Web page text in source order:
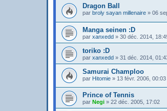
Dragon Ball
par broly sayan millenaire » 06
Manga seinen :D
par xanxedd » 30 déc. 2014,
toriko :D
par xanxedd » 31 déc. 2014,
Samurai Champloo
par Hitomie » 13 févr. 2006, 00:03
Prince of Tennis
par Negi » 22 déc. 2005, 17:02